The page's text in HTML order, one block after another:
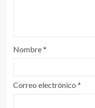
Nombre*
Correo electrónico *